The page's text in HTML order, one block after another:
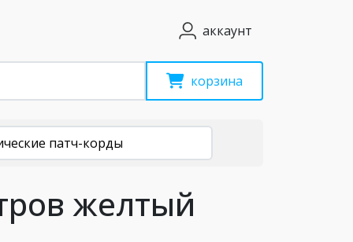
аккаунт
корзина
патч-корды
желтый